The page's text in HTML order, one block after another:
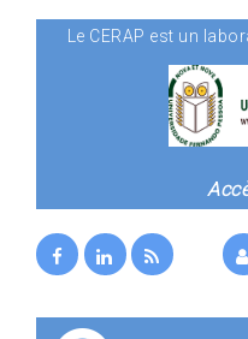
Le CERAP est un